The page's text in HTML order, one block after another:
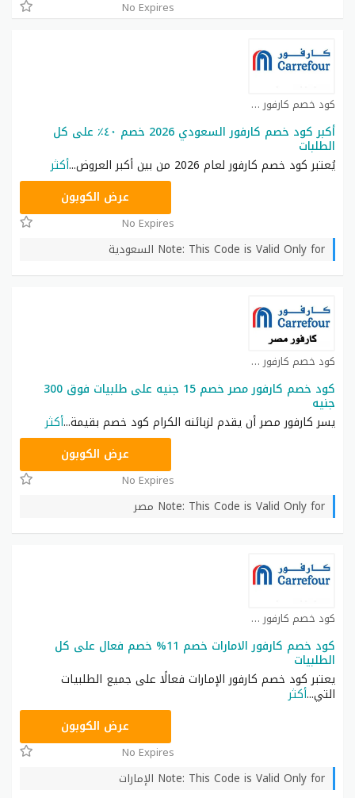
No Expires
كود خصم كارفور كوبون
أكبر كود خصم كارفور السعودي 2026 خصم ٤٠٪ على كل
الطلبات
يُعتبر كود خصم كارفور لعام 2026 من بين أكبر العروض
...أكثر
عرض الكوبون
No Expires
Note: This Code is Valid Only for السعودية
كود خصم كارفور كوبون
كود خصم كارفور مصر خصم 15 جنيه على طلبيات فوق 300
جنيه
يسر كارفور مصر أن يقدم لزبائنه الكرام كود خصم بقيمة...أكثر
عرض الكوبون
No Expires
Note: This Code is Valid Only for مصر
كود خصم كارفور كوبون
كود خصم كارفور الامارات خصم 11% خصم فعال على كل
الطلبيات
يعتبر كود خصم كارفور الإمارات فعالًا على جميع الطلبيات
التي...أكثر
عرض الكوبون
No Expires
Note: This Code is Valid Only for الإمارات